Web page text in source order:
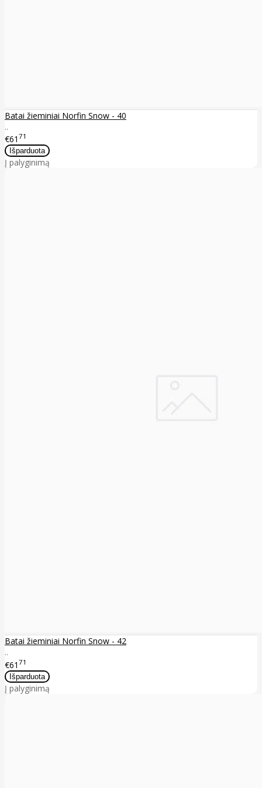
Batai žieminiai Norfin Snow - 40
..
€61 71
Į palyginimą
Batai žieminiai Norfin Snow - 42
..
€61 71
Į palyginimą